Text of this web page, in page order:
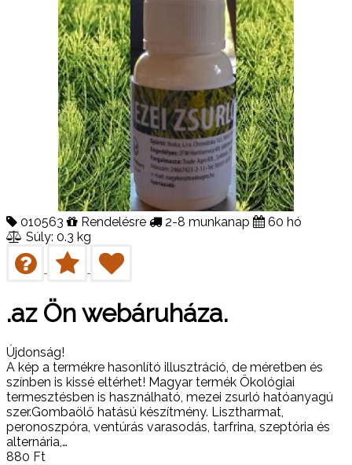
010563 Rendelésre 2-8 munkanap
60 hó
Súly: 0.3 kg
.az Ön webáruháza.
Újdonság!
A kép a termékre hasonlító illusztráció, de méretben és
színben is kissé eltérhet! Magyar termék Ökológiai
termesztésben is használható, mezei zsurló hatóanyagú
szer.Gombaölő hatású készítmény. Lisztharmat,
peronoszpóra, ventúrás varasodás, tarfrina, szeptória és
alternária,…
880 Ft